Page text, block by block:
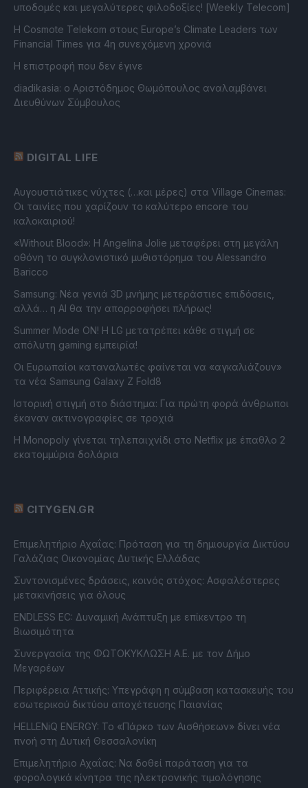
υποδομές και μεγαλύτερες φιλοδοξίες! [Weekly Telecom]
Η Cosmote Telekom στους Europe’s Climate Leaders των
Financial Times για 4η συνεχόμενη χρονιά
Η επιστροφή που δεν έγινε
diadikasia: ο Αριστόδημος Θωμόπουλος αναλαμβάνει
Διευθύνων Σύμβουλος
DIGITAL LIFE
Αυγουστιάτικες νύχτες (…και μέρες) στα Village Cinemas:
Οι ταινίες που χαρίζουν το καλύτερο encore του
καλοκαιριού!
«Without Blood»: Η Angelina Jolie μεταφέρει στη μεγάλη
οθόνη το συγκλονιστικό μυθιστόρημα του Alessandro
Baricco
Samsung: Νέα γενιά 3D μνήμης μετεράστιες επιδόσεις,
αλλά… η AI θα την απορροφήσει πλήρως!
Summer Mode ON! Η LG μετατρέπει κάθε στιγμή σε
απόλυτη gaming εμπειρία!
Οι Ευρωπαίοι καταναλωτές φαίνεται να «αγκαλιάζουν»
τα νέα Samsung Galaxy Z Fold8
Ιστορική στιγμή στο διάστημα: Για πρώτη φορά άνθρωποι
έκαναν ακτινογραφίες σε τροχιά
Η Monopoly γίνεται τηλεπαιχνίδι στο Netflix με έπαθλο 2
εκατομμύρια δολάρια
CITYGEN.GR
Επιμελητήριο Αχαΐας: Πρόταση για τη δημιουργία Δικτύου
Γαλάζιας Οικονομίας Δυτικής Ελλάδας
Συντονισμένες δράσεις, κοινός στόχος: Ασφαλέστερες
μετακινήσεις για όλους
ENDLESS EC: Δυναμική Ανάπτυξη με επίκεντρο τη
Βιωσιμότητα
Συνεργασία της ΦΩΤΟΚΥΚΛΩΣΗ Α.Ε. με τον Δήμο
Μεγαρέων
Περιφέρεια Αττικής: Υπεγράφη η σύμβαση κατασκευής του
εσωτερικού δικτύου αποχέτευσης Παιανίας
HELLENiQ ENERGY: Το «Πάρκο των Αισθήσεων» δίνει νέα
πνοή στη Δυτική Θεσσαλονίκη
Επιμελητήριο Αχαΐας: Να δοθεί παράταση για τα
φορολογικά κίνητρα της ηλεκτρονικής τιμολόγησης